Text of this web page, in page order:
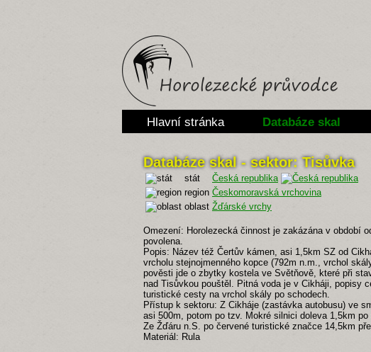
Hlavní stránka Databáze skal
Databáze skal - sektor: Tisůvka
stát
Česká republika
region Českomoravská vrchovina
oblast Žďárské vrchy
Omezení: Horolezecká činnost je zakázána v období
povolena.
Popis: Název též Čertův kámen, asi 1,5km SZ od
vrcholu stejnojmenného kopce (792m n.m., vrchol
pověsti jde o zbytky kostela ve Světňově, které při
nad Tisůvkou pouštěl. Pitná voda je v Cikháji, popisy
turistické cesty na vrchol skály po schodech.
Přístup k sektoru: Z Cikháje (zastávka autobusu) ve
asi 500m, potom po tzv. Mokré silnici doleva 1,5km
Ze Žďáru n.S. po červené turistické značce 14,5km
Materiál: Rula